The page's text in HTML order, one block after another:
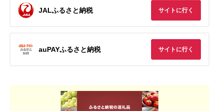
JALふるさと納税 サイトに行く
auPAYふるさと納税 サイトに行く